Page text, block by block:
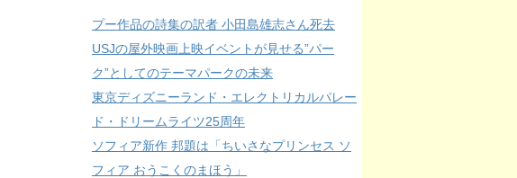
プー作品の詩集の訳者 小田島雄志さん死去
USJの屋外映画上映イベントが見せる”パー
ク”としてのテーマパークの未来
東京ディズニーランド・エレクトリカルパレー
ド・ドリームライツ25周年
ソフィア新作 邦題は「ちいさなプリンセス ソ
フィア おうこくのまほう」